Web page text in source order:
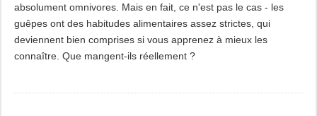
absolument omnivores. Mais en fait, ce n'est pas le cas - les
guêpes ont des habitudes alimentaires assez strictes, qui
deviennent bien comprises si vous apprenez à mieux les
connaître. Que mangent-ils réellement ?